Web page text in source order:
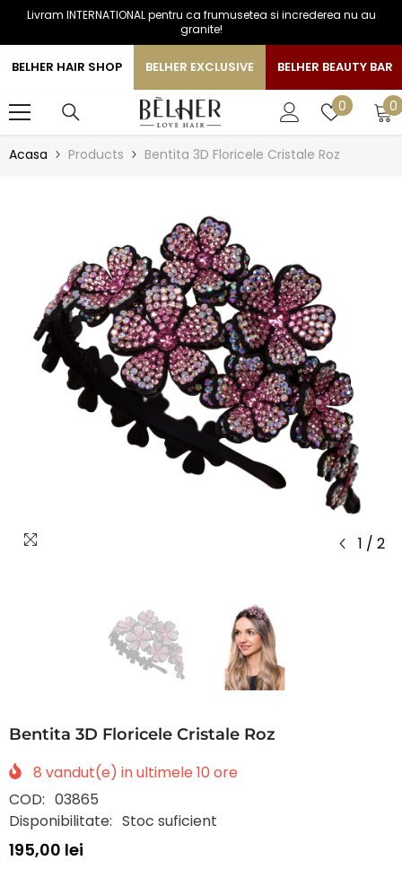
SARI LA CONTINUT
Livram INTERNATIONAL pentru ca frumusetea si increderea nu au
granite!
BELHER HAIR SHOP BELHER EXCLUSIVE BELHER BEAUTY BAR
0 Liste
00
Acasa Products Bentita 3D Floricele Cristale Roz
1 / 2
Bentita 3D Floricele Cristale Roz
8 vandut(e) in ultimele 10 ore
COD: 03865
Disponibilitate: Stoc suficient
195,00 lei